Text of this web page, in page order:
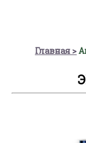
Главная